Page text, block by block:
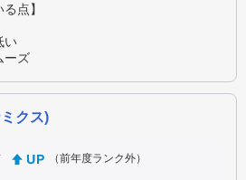
点】
い
ーズ
クス)
（前年度ランク外）